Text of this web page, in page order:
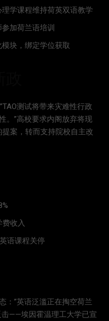
学课程维持荷英双语教学
加荷兰语培训
块，绑定学位获取
测试将带来灾难性行政
。”高校要求内阁放弃将现
案，转而支持院校自主改
收入
语课程关停
：”英语泛滥正在掏空荷兰
击——埃因霍温理工大学已宣